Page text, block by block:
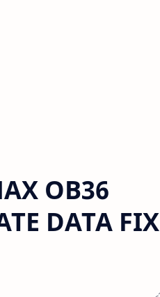
OB36
DATA FIX